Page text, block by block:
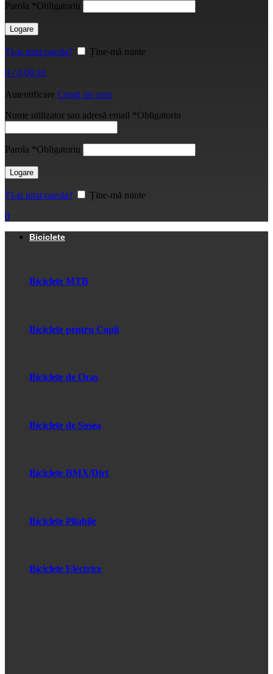
Parola *Obligatoriu
Logare
Ți-ai uitat parola?
Ține-mă minte
0 / 0,00 lei
Autentificare Creați un cont
Nume utilizator sau adresă email *Obligatoriu
Parola *Obligatoriu
Logare
Ți-ai uitat parola?
Ține-mă minte
0
Biciclete
Biciclete MTB
Biciclete pentru Copii
Biciclete de Oras
Biciclete de Sosea
Biciclete BMX/Dirt
Biciclete Pliabile
Biciclete Electrice